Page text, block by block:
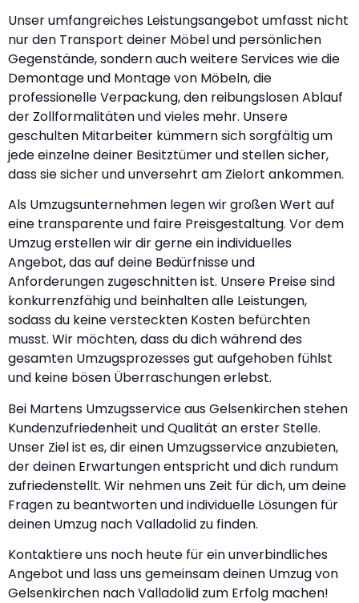
Unser umfangreiches Leistungsangebot umfasst nicht
nur den Transport deiner Möbel und persönlichen
Gegenstände, sondern auch weitere Services wie die
Demontage und Montage von Möbeln, die
professionelle Verpackung, den reibungslosen Ablauf
der Zollformalitäten und vieles mehr. Unsere
geschulten Mitarbeiter kümmern sich sorgfältig um
jede einzelne deiner Besitztümer und stellen sicher,
dass sie sicher und unversehrt am Zielort ankommen.
Als Umzugsunternehmen legen wir großen Wert auf
eine transparente und faire Preisgestaltung. Vor dem
Umzug erstellen wir dir gerne ein individuelles
Angebot, das auf deine Bedürfnisse und
Anforderungen zugeschnitten ist. Unsere Preise sind
konkurrenzfähig und beinhalten alle Leistungen,
sodass du keine versteckten Kosten befürchten
musst. Wir möchten, dass du dich während des
gesamten Umzugsprozesses gut aufgehoben fühlst
und keine bösen Überraschungen erlebst.
Bei Martens Umzugsservice aus Gelsenkirchen stehen
Kundenzufriedenheit und Qualität an erster Stelle.
Unser Ziel ist es, dir einen Umzugsservice anzubieten,
der deinen Erwartungen entspricht und dich rundum
zufriedenstellt. Wir nehmen uns Zeit für dich, um deine
Fragen zu beantworten und individuelle Lösungen für
deinen Umzug nach Valladolid zu finden.
Kontaktiere uns noch heute für ein unverbindliches
Angebot und lass uns gemeinsam deinen Umzug von
Gelsenkirchen nach Valladolid zum Erfolg machen!